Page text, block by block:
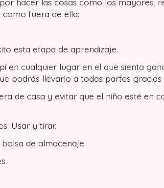
fuera de ella:
esta etapa de aprendizaje.
en cualquier lugar en el que sienta
podrás llevarlo a todas partes gracias
de casa y evitar que el niño esté
Usar y tirar.
de almacenaje.